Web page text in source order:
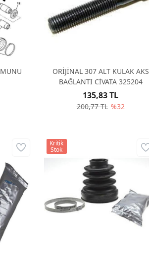
ORİJİNAL 307 ALT KULAK AKS
BAĞLANTI CİVATA 325204
200,77 TL %32
135,83 TL
Kritik
Stok